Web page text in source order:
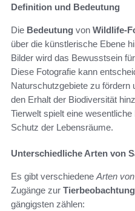
Definition und Bedeutung
Die Bedeutung von Wildlife-
über die künstlerische Ebene
Bilder wird das Bewusstsein
Diese Fotografie kann
Naturschutzgebiete zu fördern
den Erhalt der Biodiversität
Tierwelt spielt eine
Schutz der Lebensräume.
Unterschiedliche Arten von
Es gibt verschiedene Arten
Zugänge zur Tierbeobachtung
gängigsten zählen: